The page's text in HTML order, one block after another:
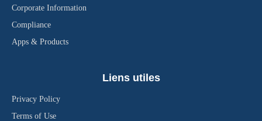
Corporate Information
Compliance
Apps & Products
Liens utiles
Privacy Policy
Terms of Use